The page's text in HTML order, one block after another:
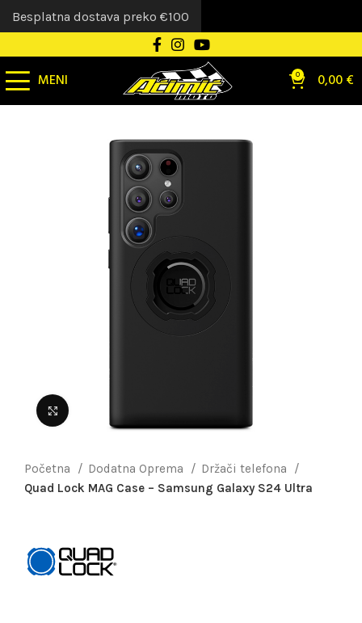
MENI 0 0,00€
Početna Dodatna Oprema
Držači telefona
Quad Lock MAG Case – Samsung Galaxy S24 Ultra
Besplatna dostava preko €100